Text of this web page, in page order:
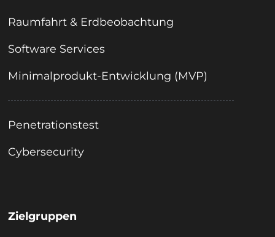
Raumfahrt & Erdbeobachtung
Software Services
Minimalprodukt-Entwicklung (MVP)
Penetrationstest
Cybersecurity
Zielgruppen